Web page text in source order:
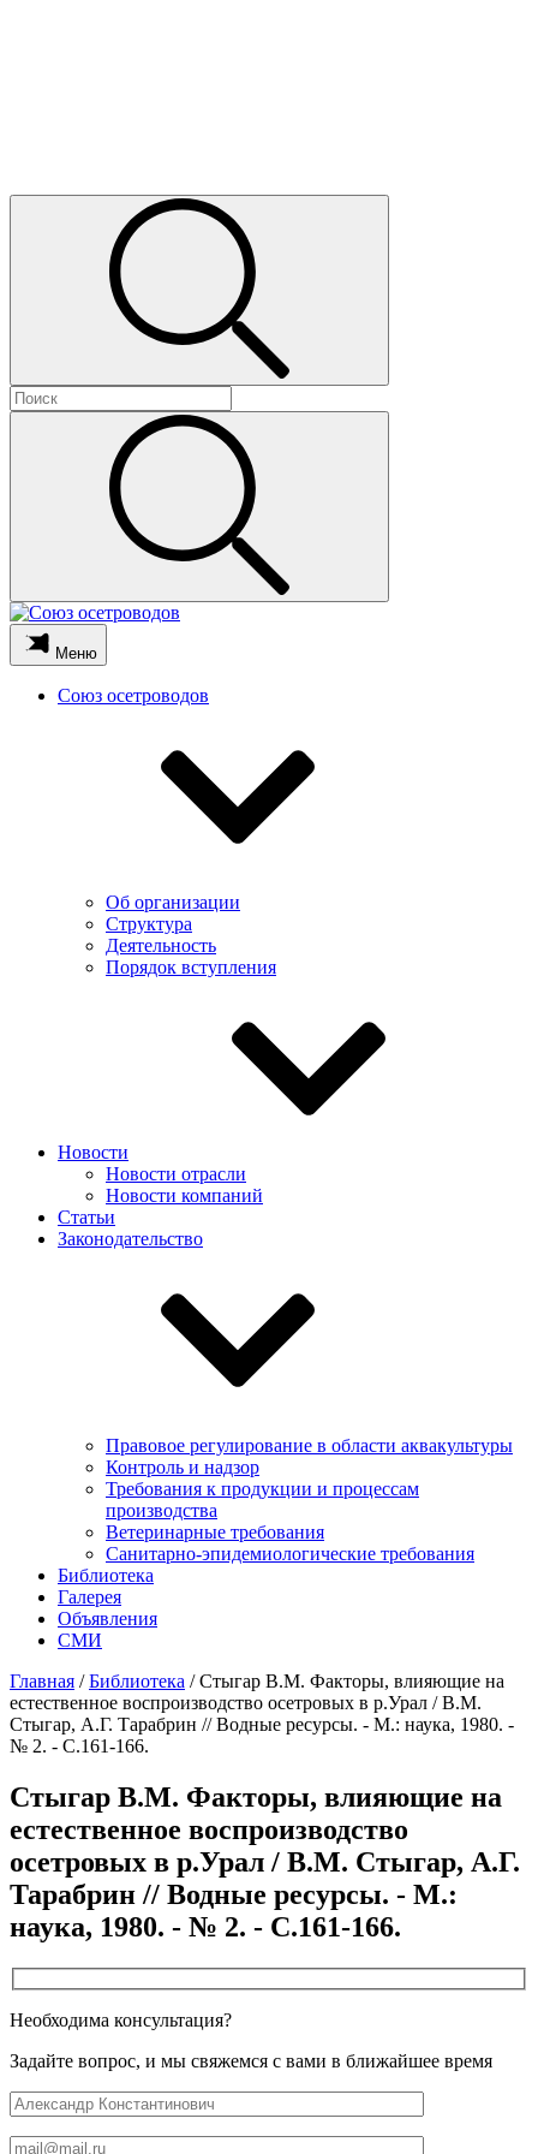
Меню
Союз осетроводов
Об организации
Структура
Деятельность
Порядок вступления
Новости
Новости отрасли
Новости компаний
Статьи
Законодательство
Правовое регулирование в области аквакультуры
Контроль и надзор
Требования к продукции и процессам
производства
Ветеринарные требования
Санитарно-эпидемиологические требования
Библиотека
Галерея
Объявления
СМИ
Главная /Библиотека /Стыгар В.М. Факторы, влияющие на
естественное воспроизводство осетровых в р.Урал / В.М.
Стыгар, А.Г. Тарабрин // Водные ресурсы. - М.: наука, 1980. -
№ 2. - С.161-166.
Стыгар В.М. Факторы, влияющие на
естественное воспроизводство
осетровых в р.Урал / В.М. Стыгар, А.Г.
Тарабрин // Водные ресурсы. - М.:
наука, 1980. - № 2. - С.161-166.
Необходима консультация?
Задайте вопрос, и мы свяжемся с вами в ближайшее время